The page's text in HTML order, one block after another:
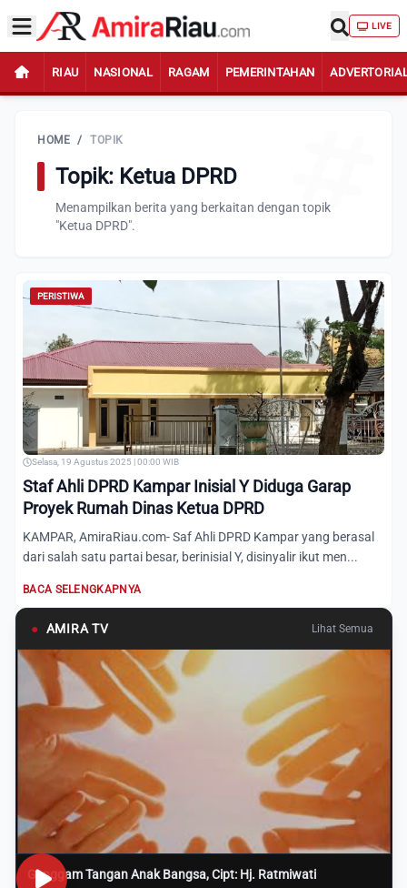
LIVE
RIAU NASIONAL RAGAM PEMERINTAHAN
HOME / TOPIK
Topik: Ketua DPRD
Menampilkan berita yang berkaitan dengan topik
"Ketua DPRD".
PERISTIWA
Selasa, 19 Agustus 2025 | 00:00 WIB
Staf Ahli DPRD Kampar Inisial Y Diduga Garap
Proyek Rumah Dinas Ketua DPRD
KAMPAR, AmiraRiau.com- Saf Ahli DPRD Kampar yang berasal
dari salah satu partai besar, berinisial Y, disinyalir ikut men...
BACA SELENGKAPNYA
● AMIRA TV Lihat Semua
Genggam Tangan Anak Bangsa, Cipt: Hj. Ratmiwati